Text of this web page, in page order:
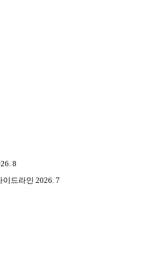
8
드라인 2026. 7